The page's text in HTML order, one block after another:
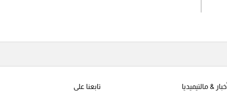
إرسال تعليق
& مالتيميديا تابعنا على